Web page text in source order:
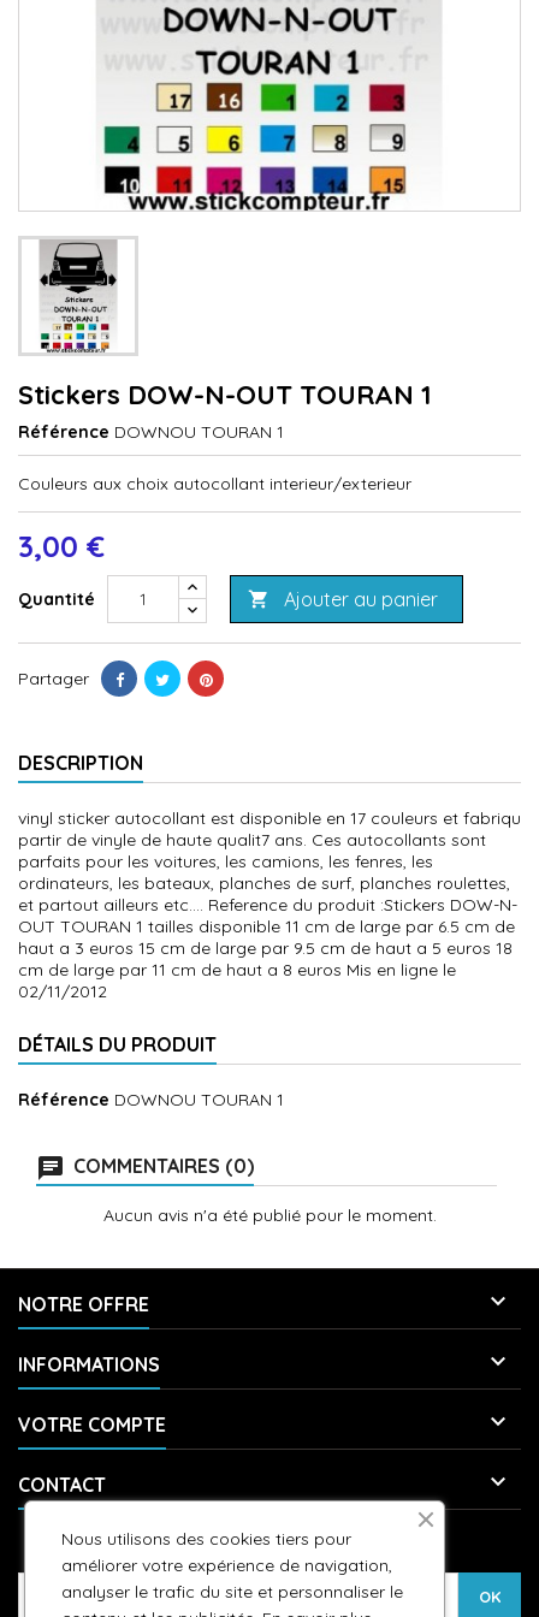
Stickers DOW-N-OUT TOURAN 1
Référence DOWNOU TOURAN 1
Couleurs aux choix autocollant interieur/exterieur
3,00 €
Quantité  Ajouter au panier
Partager
DESCRIPTION
vinyl sticker autocollant est disponible en 17 couleurs et fabriqu
partir de vinyle de haute qualit7 ans. Ces autocollants sont
parfaits pour les voitures, les camions, les fenres, les
ordinateurs, les bateaux, planches de surf, planches roulettes,
et partout ailleurs etc.... Reference du produit :Stickers DOW-N-
OUT TOURAN 1 tailles disponible 11 cm de large par 6.5 cm de
haut a 3 euros 15 cm de large par 9.5 cm de haut a 5 euros 18
cm de large par 11 cm de haut a 8 euros Mis en ligne le
02/11/2012
DÉTAILS DU PRODUIT
Référence DOWNOU TOURAN 1
COMMENTAIRES (0)
Aucun avis n'a été publié pour le moment.
NOTRE OFFRE 
INFORMATIONS 
VOTRE COMPTE 
CONTACT 
LETTRE D'INFORMATIONS
Nous utilisons des cookies tiers pour
améliorer votre expérience de navigation,
analyser le trafic du site et personnaliser le